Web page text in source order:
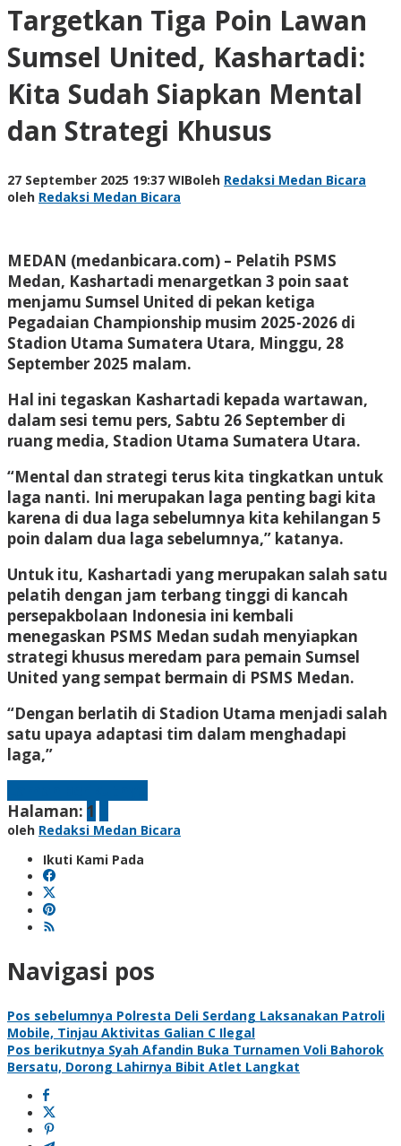
Targetkan Tiga Poin Lawan
Sumsel United, Kashartadi:
Kita Sudah Siapkan Mental
dan Strategi Khusus
27 September 2025 19:37 WIBoleh Redaksi Medan Bicara
oleh Redaksi Medan Bicara
MEDAN (medanbicara.com) – Pelatih PSMS
Medan, Kashartadi menargetkan 3 poin saat
menjamu Sumsel United di pekan ketiga
Pegadaian Championship musim 2025-2026 di
Stadion Utama Sumatera Utara, Minggu, 28
September 2025 malam.
Hal ini tegaskan Kashartadi kepada wartawan,
dalam sesi temu pers, Sabtu 26 September di
ruang media, Stadion Utama Sumatera Utara.
“Mental dan strategi terus kita tingkatkan untuk
laga nanti. Ini merupakan laga penting bagi kita
karena di dua laga sebelumnya kita kehilangan 5
poin dalam dua laga sebelumnya,” katanya.
Untuk itu, Kashartadi yang merupakan salah satu
pelatih dengan jam terbang tinggi di kancah
persepakbolaan Indonesia ini kembali
menegaskan PSMS Medan sudah menyiapkan
strategi khusus meredam para pemain Sumsel
United yang sempat bermain di PSMS Medan.
“Dengan berlatih di Stadion Utama menjadi salah
satu upaya adaptasi tim dalam menghadapi
laga,”
Halaman: 1
oleh Redaksi Medan Bicara
Ikuti Kami Pada
Navigasi pos
Pos sebelumnya Polresta Deli Serdang Laksanakan Patroli
Mobile, Tinjau Aktivitas Galian C Ilegal
Pos berikutnya Syah Afandin Buka Turnamen Voli Bahorok
Bersatu, Dorong Lahirnya Bibit Atlet Langkat